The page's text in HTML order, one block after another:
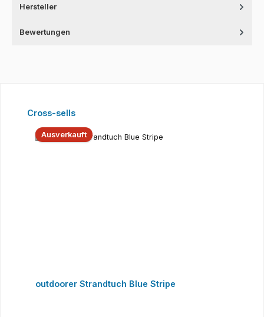
Hersteller
Bewertungen
Produktgalerie überspringen
Cross-sells
Ausverkauft
outdoorer Strandtuch Blue Stripe